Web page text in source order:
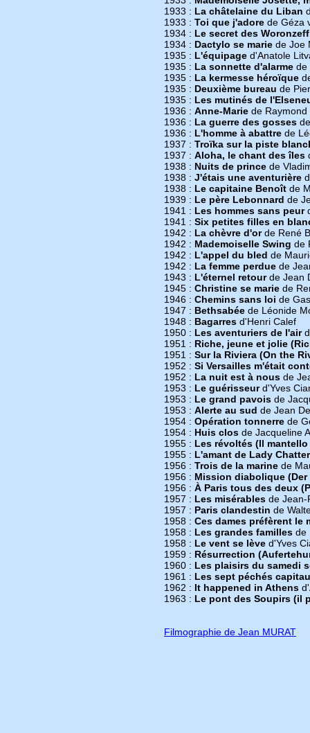
1933 : La châtelaine du Liban
1933 : Toi que j'adore de Géza
1934 : Le secret des Woronzeff
1934 : Dactylo se marie de Joe
1935 : L'équipage d'Anatole
1935 : La sonnette d'alarme de
1935 : La kermesse héroïque
1935 : Deuxième bureau de
1935 : Les mutinés de
1936 : Anne-Marie de Raymond
1936 : La guerre des gosses
1936 : L'homme à abattre de
1937 : Troïka sur la piste
1937 : Aloha, le chant des îles
1938 : Nuits de prince de
1938 : J'étais une aventurière
1938 : Le capitaine Benoît de
1939 : Le père Lebonnard de
1941 : Les hommes sans peur
1941 : Six petites filles en
1942 : La chèvre d'orde René
1942 : Mademoiselle Swing de
1942 : L'appel du bled de
1942 : La femme perdue de
1943 : L'éternel retourde Jean
1945 : Christine se marie de
1946 : Chemins sans loi de
1947 : Bethsabée de Léonide
1948 : Bagarres d'Henri Calef
1950 : Les aventuriers de l'air
1951 : Riche, jeune et jolie
1951 : Sur la Riviera (On the
1952 : Si Versailles m'était
1952 : La nuit est à nous de
1953 : Le guérisseurd'Yves
1953 : Le grand pavois de
1953 : Alerte au sud de Jean
1954 : Opération tonnerre de
1954 : Huis clos de Jacqueline
1955 : Les révoltés (Il
1955 : L'amant de Lady
1956 : Trois de la marine de
1956 : Mission diabolique
1956 : À Paris tous des deux
1957 : Les misérables de Jean-
1957 : Paris clandestin de
1958 : Ces dames préfèrent le
1958 : Les grandes familles de
1958 : Le vent se lève d'Yves
1959 : Résurrection
1960 : Les plaisirs du samedi
1961 : Les sept péchés
1962 : It happened in Athens
1963 : Le pont des Soupirs (il
Filmographie de Jean MURAT